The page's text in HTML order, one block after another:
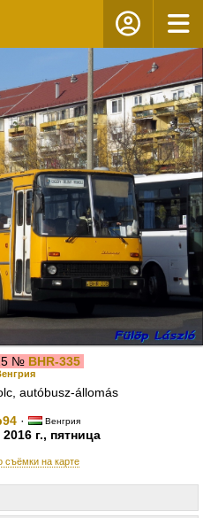
№ BHR-335
autóbusz-állomás
· Венгрия
г., пятница
съёмки на карте